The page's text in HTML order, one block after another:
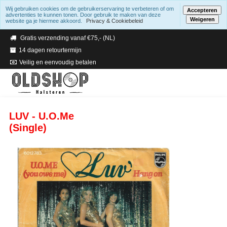
Verzending binnen 2 a 3 werkdagen
Gratis verzending vanaf €75,- (NL)
14 dagen retourtermijn
Veilig en eenvoudig betalen
LUV - U.O.Me
(Single)
Wij gebruiken cookies om de gebruikerservaring te verbeteren of om
advertenties te kunnen tonen. Door gebruik te maken van deze
website ga je hiermee akkoord.
Privacy & Cookiebeleid
Accepteren
Weigeren